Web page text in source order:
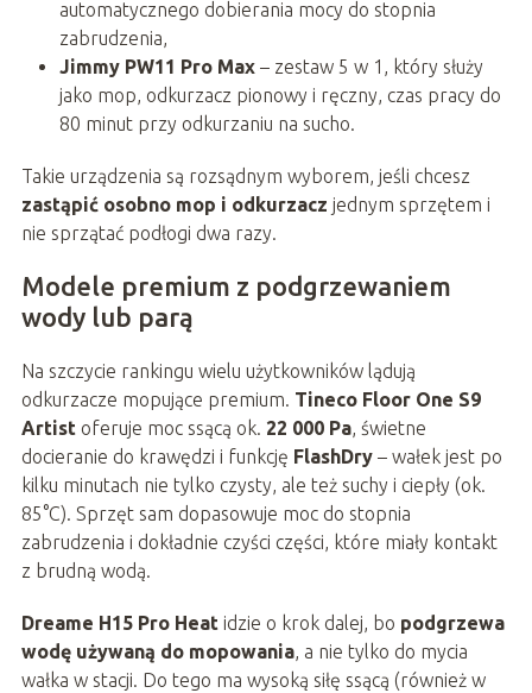
automatycznego dobierania mocy do stopnia
zabrudzenia,
Jimmy PW11 Pro Max– zestaw 5 w 1, który służy
jako mop, odkurzacz pionowy i ręczny, czas pracy do
80 minut przy odkurzaniu na sucho.
Takie urządzenia są rozsądnym wyborem, jeśli chcesz
zastąpić osobno mop i odkurzacz jednym sprzętem i
nie sprzątać podłogi dwa razy.
Modele premium z podgrzewaniem
wody lub parą
Na szczycie rankingu wielu użytkowników lądują
odkurzacze mopujące premium. Tineco Floor One S9
Artist oferuje moc ssącą ok. 22 000 Pa, świetne
docieranie do krawędzi i funkcję FlashDry– wałek jest po
kilku minutach nie tylko czysty, ale też suchy i ciepły (ok.
85°C). Sprzęt sam dopasowuje moc do stopnia
zabrudzenia i dokładnie czyści części, które miały kontakt
z brudną wodą.
Dreame H15 Pro Heat idzie o krok dalej, bo podgrzewa
wodę używaną do mopowania, a nie tylko do mycia
wałka w stacji. Do tego ma wysoką siłę ssącą (również w